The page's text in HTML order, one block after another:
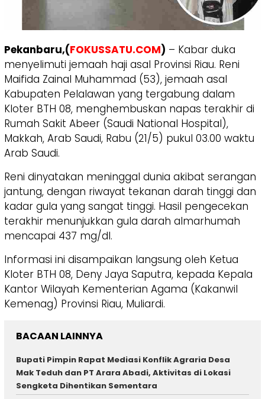
Pekanbaru,(FOKUSSATU.COM) – Kabar duka
menyelimuti jemaah haji asal Provinsi Riau. Reni
Maifida Zainal Muhammad (53), jemaah asal
Kabupaten Pelalawan yang tergabung dalam
Kloter BTH 08, menghembuskan napas terakhir di
Rumah Sakit Abeer (Saudi National Hospital),
Makkah, Arab Saudi, Rabu (21/5) pukul 03.00 waktu
Arab Saudi.
Reni dinyatakan meninggal dunia akibat serangan
jantung, dengan riwayat tekanan darah tinggi dan
kadar gula yang sangat tinggi. Hasil pengecekan
terakhir menunjukkan gula darah almarhumah
mencapai 437 mg/dl.
Informasi ini disampaikan langsung oleh Ketua
Kloter BTH 08, Deny Jaya Saputra, kepada Kepala
Kantor Wilayah Kementerian Agama (Kakanwil
Kemenag) Provinsi Riau, Muliardi.
BACAAN LAINNYA
Bupati Pimpin Rapat Mediasi Konflik Agraria Desa
Mak Teduh dan PT Arara Abadi, Aktivitas di Lokasi
Sengketa Dihentikan Sementara